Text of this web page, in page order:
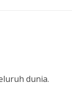
dunia.